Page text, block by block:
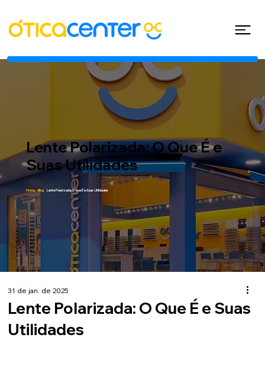
Lente Polarizada: O Que É e
Suas Utilidades
Home/Blog/ Lente Polarizada: O Que É e Suas Utilidades
Lente Polarizada: O Que É e Suas
Utilidades
31 de jan. de 2025